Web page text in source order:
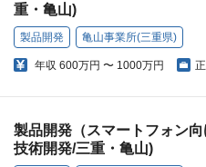
重・亀山)
製品開発 亀山事業所(三重県)
年収 600万円 〜 1000万円
製品開発（スマートフォン
技術開発/三重・亀山)